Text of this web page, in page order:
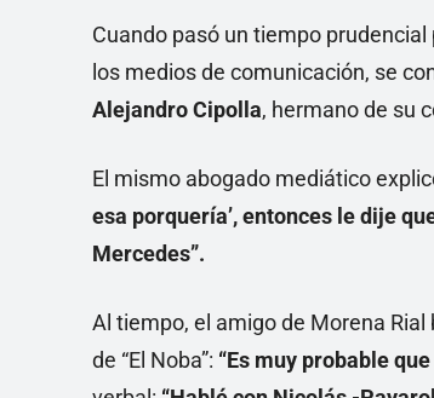
Cuando pasó un tiempo
los medios de comunicación, se
Alejandro Cipolla, hermano de su
El mismo abogado mediático
esa porquería’, entonces le dije
Mercedes”.
Al tiempo, el amigo de Morena
de “El Noba”: “Es muy probable